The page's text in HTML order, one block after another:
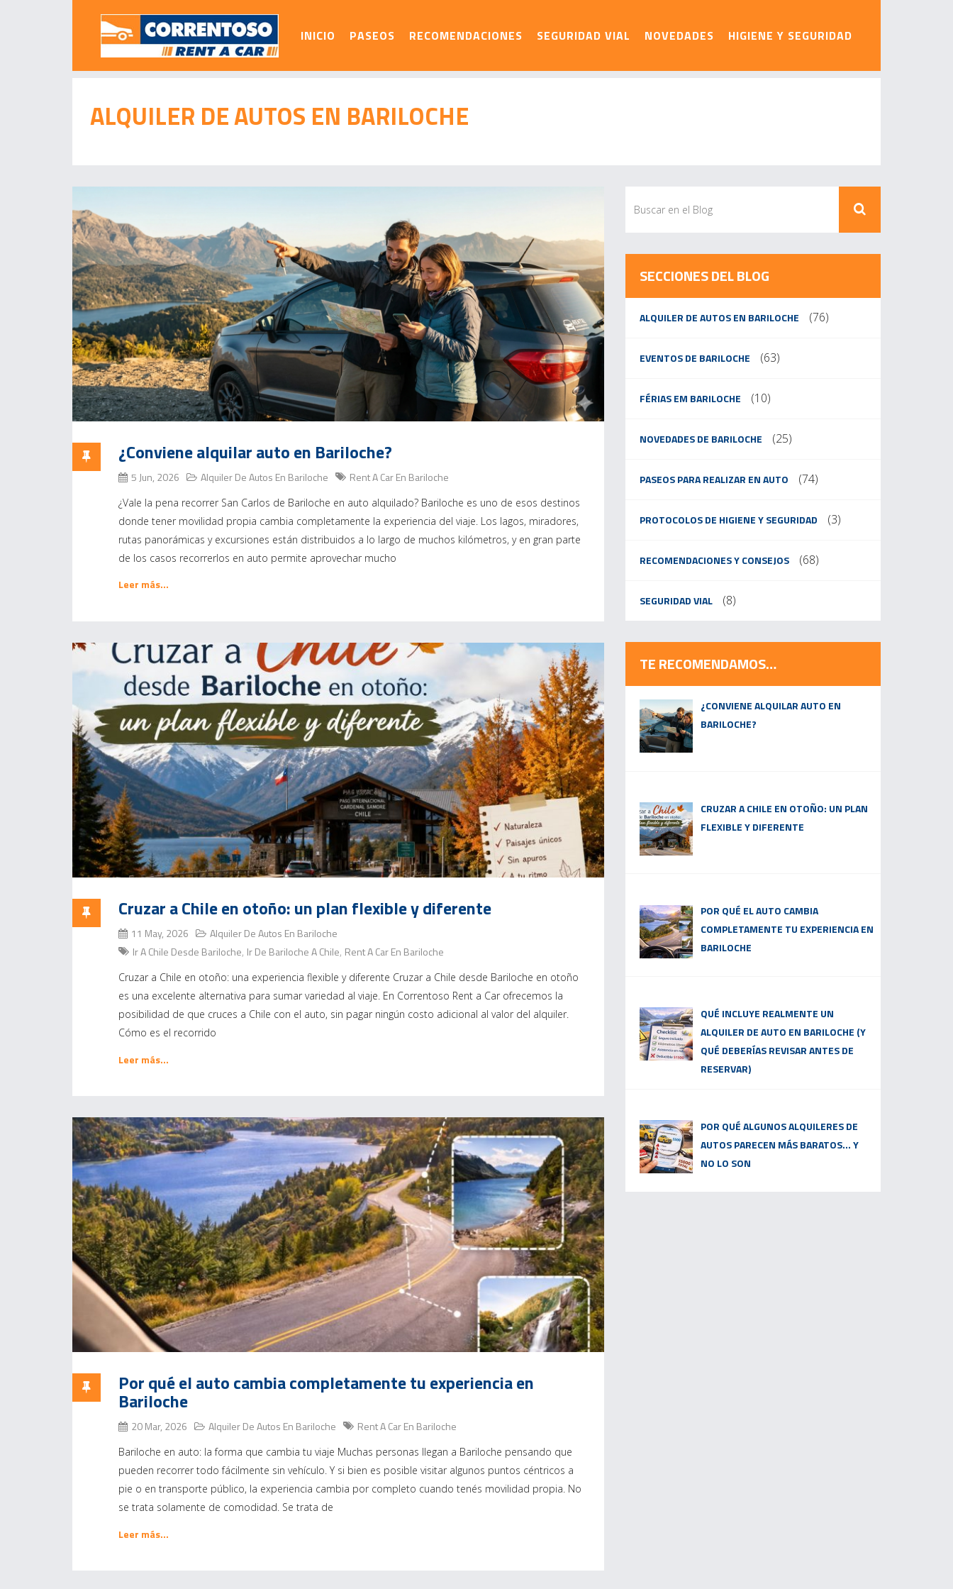
INICIO PASEOS RECOMENDACIONES SEGURIDAD VIAL NOVEDADES HIGIENE Y SEGURIDAD
ALQUILER DE AUTOS EN BARILOCHE
¿Conviene alquilar auto en Bariloche?
5 Jun, 2026 Alquiler De Autos En Bariloche Rent A Car En Bariloche
¿Vale la pena recorrer San Carlos de Bariloche en auto alquilado? Bariloche es uno de esos destinos
donde tener movilidad propia cambia completamente la experiencia del viaje. Los lagos, miradores,
rutas panorámicas y excursiones están distribuidos a lo largo de muchos kilómetros, y en gran parte
de los casos recorrerlos en auto permite aprovechar mucho
Leer más…
Cruzar a Chile en otoño: un plan flexible y diferente
11 May, 2026
Alquiler De Autos En Bariloche
Ir A Chile Desde Bariloche, Ir De Bariloche A Chile, Rent A Car En Bariloche
Cruzar a Chile en otoño: una experiencia flexible y diferente Cruzar a Chile desde Bariloche en otoño
es una excelente alternativa para sumar variedad al viaje. En Correntoso Rent a Car ofrecemos la
posibilidad de que cruces a Chile con el auto, sin pagar ningún costo adicional al valor del alquiler.
Cómo es el recorrido
Leer más…
Por qué el auto cambia completamente tu experiencia en
Bariloche
20 Mar, 2026 Alquiler De Autos En Bariloche Rent A Car En Bariloche
Bariloche en auto: la forma que cambia tu viaje Muchas personas llegan a Bariloche pensando que
pueden recorrer todo fácilmente sin vehículo. Y si bien es posible visitar algunos puntos céntricos a
pie o en transporte público, la experiencia cambia por completo cuando tenés movilidad propia. No
se trata solamente de comodidad. Se trata de
Leer más…
SECCIONES DEL BLOG
ALQUILER DE AUTOS EN BARILOCHE (76)
EVENTOS DE BARILOCHE (63)
FÉRIAS EM BARILOCHE (10)
NOVEDADES DE BARILOCHE (25)
PASEOS PARA REALIZAR EN AUTO (74)
PROTOCOLOS DE HIGIENE Y SEGURIDAD (3)
RECOMENDACIONES Y CONSEJOS (68)
SEGURIDAD VIAL (8)
TE RECOMENDAMOS…
¿CONVIENE ALQUILAR AUTO EN
BARILOCHE?
CRUZAR A CHILE EN OTOÑO: UN PLAN
FLEXIBLE Y DIFERENTE
POR QUÉ EL AUTO CAMBIA
COMPLETAMENTE TU EXPERIENCIA EN
BARILOCHE
QUÉ INCLUYE REALMENTE UN
ALQUILER DE AUTO EN BARILOCHE (Y
QUÉ DEBERÍAS REVISAR ANTES DE
RESERVAR)
POR QUÉ ALGUNOS ALQUILERES DE
AUTOS PARECEN MÁS BARATOS… Y
NO LO SON